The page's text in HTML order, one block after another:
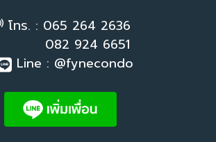
โทร. : 065 264 2636
082 924 6651
Line : @fynecondo